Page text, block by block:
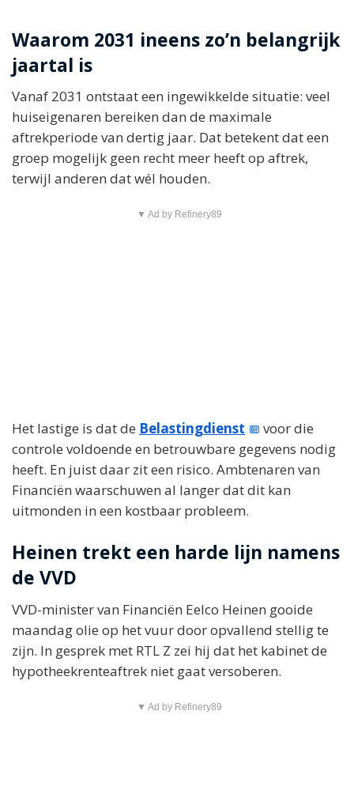
Waarom 2031 ineens zo’n belangrijk
jaartal is
Vanaf 2031 ontstaat een ingewikkelde situatie: veel
huiseigenaren bereiken dan de maximale
aftrekperiode van dertig jaar. Dat betekent dat een
groep mogelijk geen recht meer heeft op aftrek,
terwijl anderen dat wél houden.
▼ Ad by Refinery89
Het lastige is dat de Belastingdienst
voor die
controle voldoende en betrouwbare gegevens nodig
heeft. En juist daar zit een risico. Ambtenaren van
Financiën waarschuwen al langer dat dit kan
uitmonden in een kostbaar probleem.
Heinen trekt een harde lijn namens
de VVD
VVD-minister van Financiën Eelco Heinen gooide
maandag olie op het vuur door opvallend stellig te
zijn. In gesprek met RTL Z zei hij dat het kabinet de
hypotheekrenteaftrek niet gaat versoberen.
▼ Ad by Refinery89